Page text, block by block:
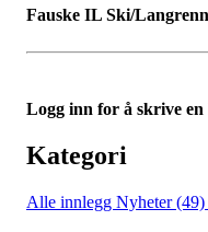
Fauske IL Ski/Langrenn
Logg inn for å skrive
Kategori
Alle innlegg Nyheter (49)